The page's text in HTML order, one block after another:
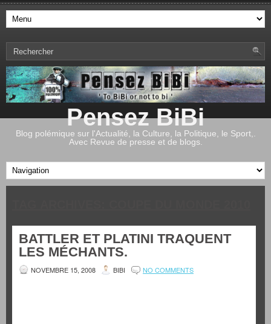
Pensez BiBi
Blog polémique sur l'Actualité, la Culture, la Politique, le Sport,.
Avec Revue de presse et de blogs.
BATTLER ET PLATINI TRAQUENT
LES MÉCHANTS.
NOVEMBRE 15, 2008 BIBI NO COMMENTS